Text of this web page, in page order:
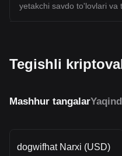
yetakchi savdo to'lovlari va
Tegishli
Mashhur tangalar
dogwifhat Narxi (USD)